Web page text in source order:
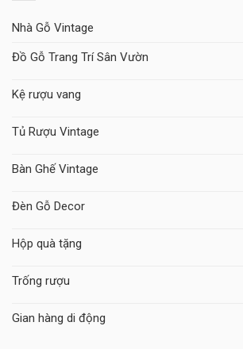
Nhà Gỗ Vintage
Đồ Gỗ Trang Trí Sân Vườn
Kệ rượu vang
Tủ Rượu Vintage
Bàn Ghế Vintage
Đèn Gỗ Decor
Hộp quà tặng
Trống rượu
Gian hàng di động